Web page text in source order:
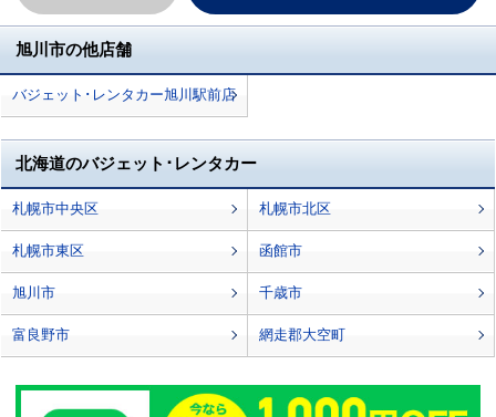
旭川市の他店舗
バジェット･レンタカー旭川駅前店
北海道のバジェット･レンタカー
札幌市中央区 札幌市北区
札幌市東区 函館市
旭川市 千歳市
富良野市 網走郡大空町